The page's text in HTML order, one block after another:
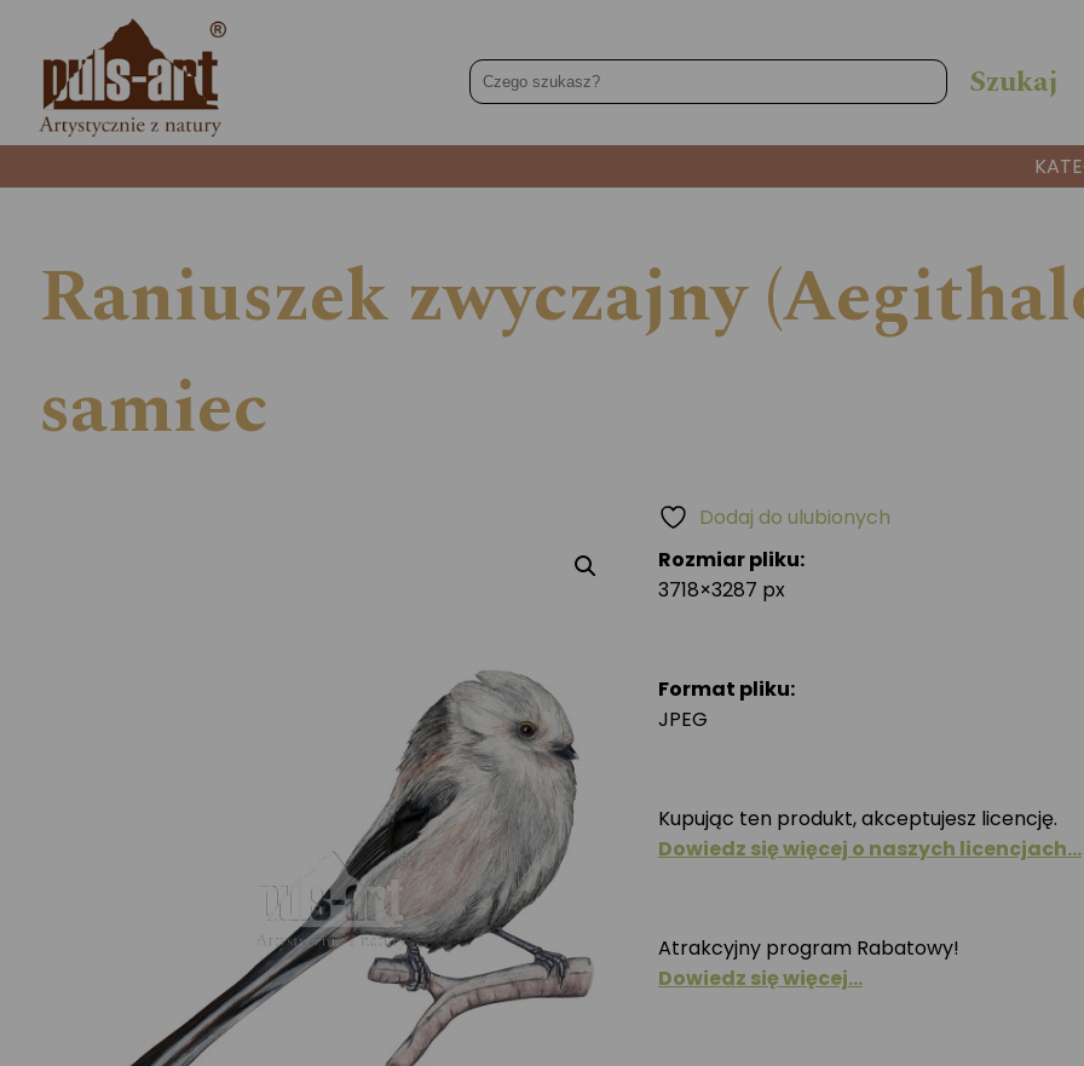
Raniuszek zwyczajny
samiec
Rozmiar pliku:
3718×3287 px
Format pliku:
JPEG
Kupując ten produkt, akceptujesz licencję.
Dowiedz się więcej o naszych licencjach…
Atrakcyjny program Rabatowy!
Dowiedz się więcej…
Dodaj do ulubionych